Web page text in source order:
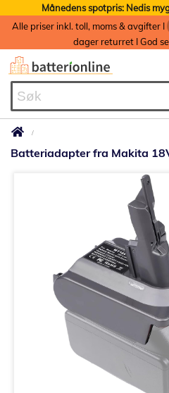
Månedens spotpris: Nedis
Alle priser inkl. toll, moms & avgifter I
dager returret I God
Batteriadapter fra Makita